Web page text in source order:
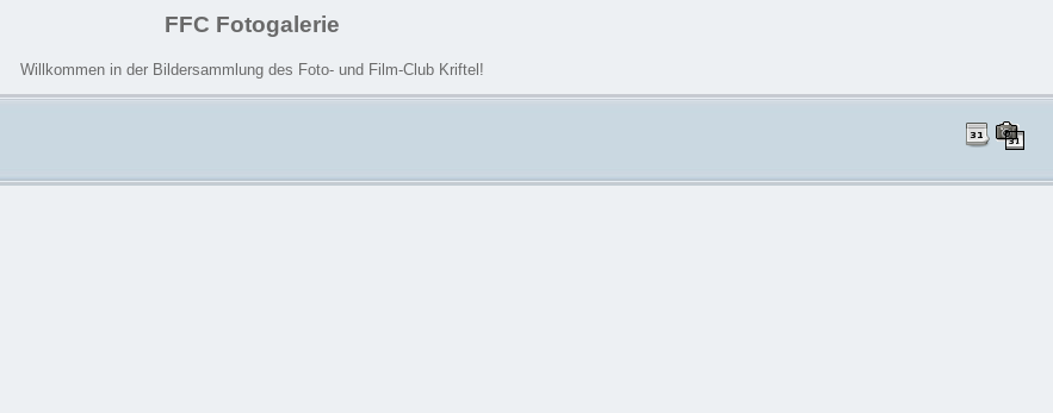
FFC Fotogalerie
Willkommen in der Bildersammlung des Foto- und Film-Club Kriftel!